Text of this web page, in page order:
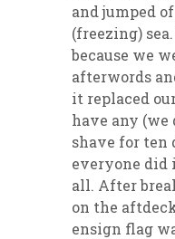
and jumped
(freezing)
because we
afterwords
it replaced
have any (we
shave for ten
everyone did
all. After
on the
ensign flag